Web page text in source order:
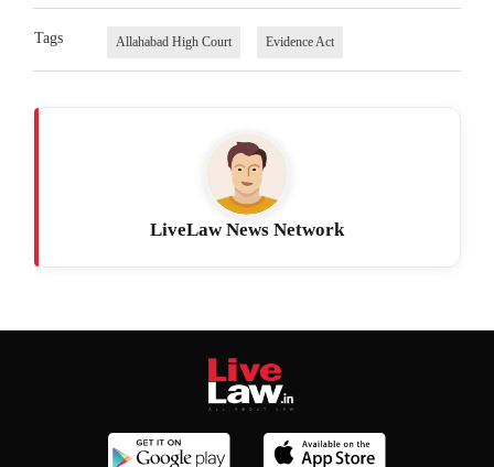
Tags Allahabad High Court Evidence Act
LiveLaw News Network